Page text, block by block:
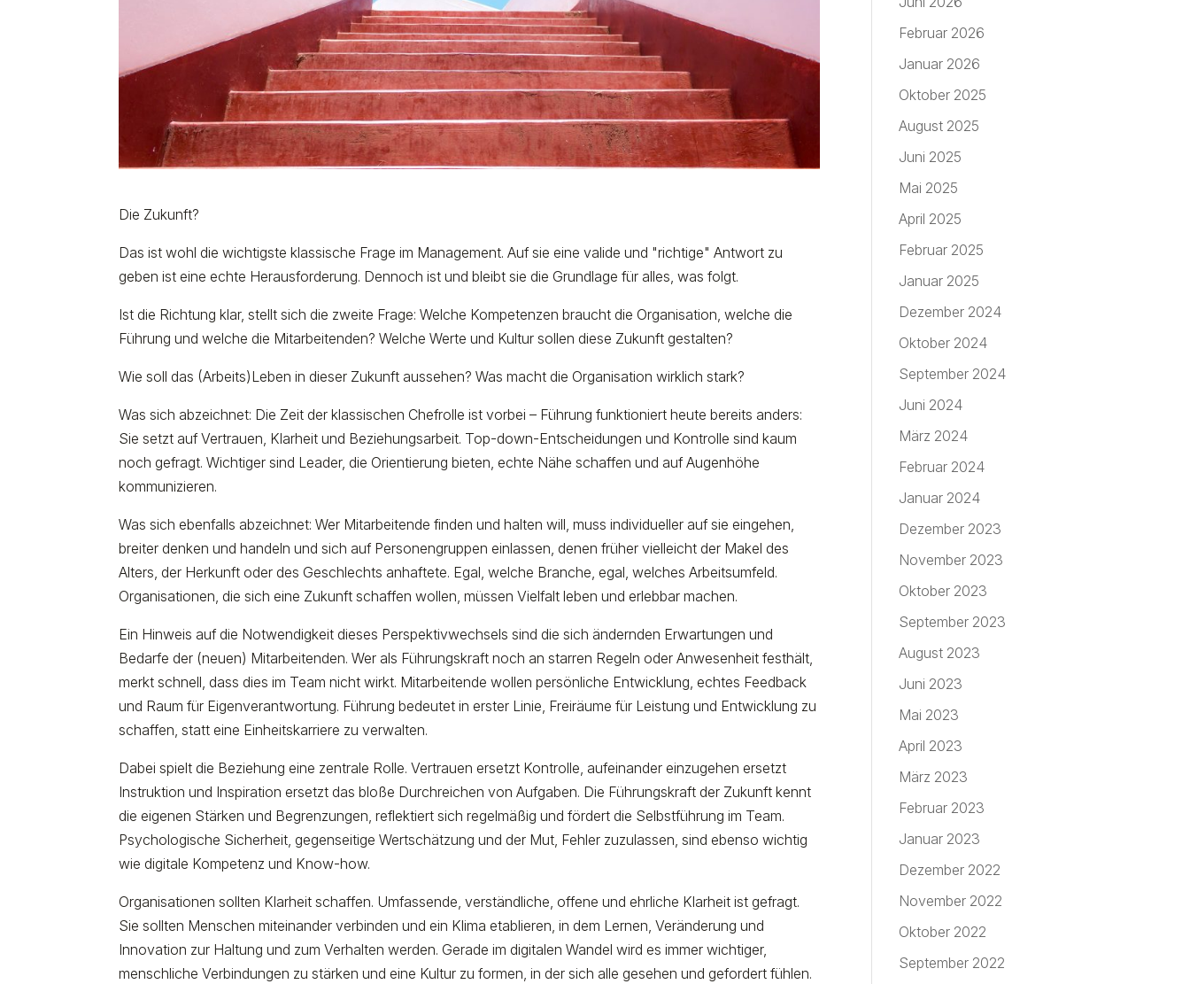
Die Zukunft?
Das ist wohl die wichtigste klassische Frage im Management. Auf sie eine valide und "richtige" Antwort zu
geben ist eine echte Herausforderung. Dennoch ist und bleibt sie die Grundlage für alles, was folgt.
Ist die Richtung klar, stellt sich die zweite Frage: Welche Kompetenzen braucht die Organisation, welche die
Führung und welche die Mitarbeitenden? Welche Werte und Kultur sollen diese Zukunft gestalten?
Wie soll das (Arbeits)Leben in dieser Zukunft aussehen? Was macht die Organisation wirklich stark?
Was sich abzeichnet: Die Zeit der klassischen Chefrolle ist vorbei – Führung funktioniert heute bereits anders:
Sie setzt auf Vertrauen, Klarheit und Beziehungsarbeit. Top-down-Entscheidungen und Kontrolle sind kaum
noch gefragt. Wichtiger sind Leader, die Orientierung bieten, echte Nähe schaffen und auf Augenhöhe
kommunizieren.
Was sich ebenfalls abzeichnet: Wer Mitarbeitende finden und halten will, muss individueller auf sie eingehen,
breiter denken und handeln und sich auf Personengruppen einlassen, denen früher vielleicht der Makel des
Alters, der Herkunft oder des Geschlechts anhaftete. Egal, welche Branche, egal, welches Arbeitsumfeld.
Organisationen, die sich eine Zukunft schaffen wollen, müssen Vielfalt leben und erlebbar machen.
Ein Hinweis auf die Notwendigkeit dieses Perspektivwechsels sind die sich ändernden Erwartungen und
Bedarfe der (neuen) Mitarbeitenden. Wer als Führungskraft noch an starren Regeln oder Anwesenheit festhält,
merkt schnell, dass dies im Team nicht wirkt. Mitarbeitende wollen persönliche Entwicklung, echtes Feedback
und Raum für Eigenverantwortung. Führung bedeutet in erster Linie, Freiräume für Leistung und Entwicklung zu
schaffen, statt eine Einheitskarriere zu verwalten.
Dabei spielt die Beziehung eine zentrale Rolle. Vertrauen ersetzt Kontrolle, aufeinander einzugehen ersetzt
Instruktion und Inspiration ersetzt das bloße Durchreichen von Aufgaben. Die Führungskraft der Zukunft kennt
die eigenen Stärken und Begrenzungen, reflektiert sich regelmäßig und fördert die Selbstführung im Team.
Psychologische Sicherheit, gegenseitige Wertschätzung und der Mut, Fehler zuzulassen, sind ebenso wichtig
wie digitale Kompetenz und Know-how.
Organisationen sollten Klarheit schaffen. Umfassende, verständliche, offene und ehrliche Klarheit ist gefragt.
Sie sollten Menschen miteinander verbinden und ein Klima etablieren, in dem Lernen, Veränderung und
Innovation zur Haltung und zum Verhalten werden. Gerade im digitalen Wandel wird es immer wichtiger,
menschliche Verbindungen zu stärken und eine Kultur zu formen, in der sich alle gesehen und gefordert fühlen.
Februar 2026
Januar 2026
Oktober 2025
August 2025
Juni 2025
Mai 2025
April 2025
Februar 2025
Januar 2025
Dezember 2024
Oktober 2024
September 2024
Juni 2024
März 2024
Februar 2024
Januar 2024
Dezember 2023
November 2023
Oktober 2023
September 2023
August 2023
Juni 2023
Mai 2023
April 2023
März 2023
Februar 2023
Januar 2023
Dezember 2022
November 2022
Oktober 2022
September 2022